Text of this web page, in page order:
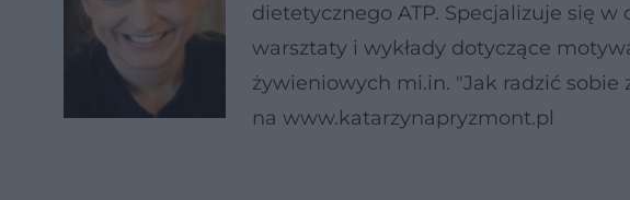
dietetycznego ATP. Specjalizuje się
warsztaty i wykłady dotyczące
żywieniowych mi.in. "Jak radzić
na www.katarzynapryzmont.pl